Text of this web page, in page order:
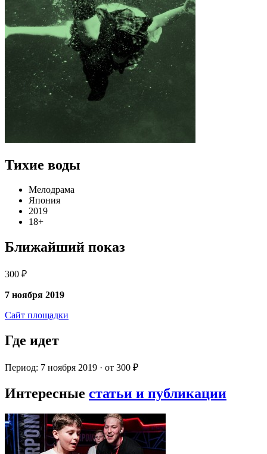
Тихие воды
Мелодрама
Япония
2019
18+
Ближайший показ
300 ₽
7 ноября 2019
Сайт площадки
Где идет
Период: 7 ноября 2019 · от 300 ₽
Интересные статьи и публикации